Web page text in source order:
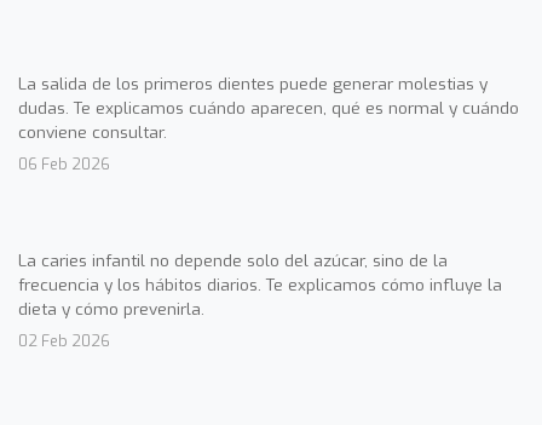
La salida de los primeros dientes puede generar molestias y
dudas. Te explicamos cuándo aparecen, qué es normal y cuándo
conviene consultar.
06 Feb 2026
La caries infantil no depende solo del azúcar, sino de la
frecuencia y los hábitos diarios. Te explicamos cómo influye la
dieta y cómo prevenirla.
02 Feb 2026